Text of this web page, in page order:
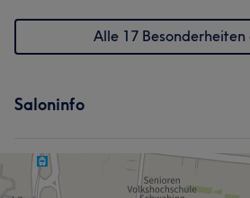
Alle 17 Besonderheiten
Saloninfo